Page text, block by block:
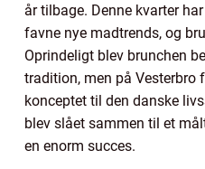
år tilbage. Denne kvarter
favne nye madtrends, og
Oprindeligt blev brunchen
tradition, men på Vesterbro
konceptet til den danske
blev slået sammen til et
en enorm succes.